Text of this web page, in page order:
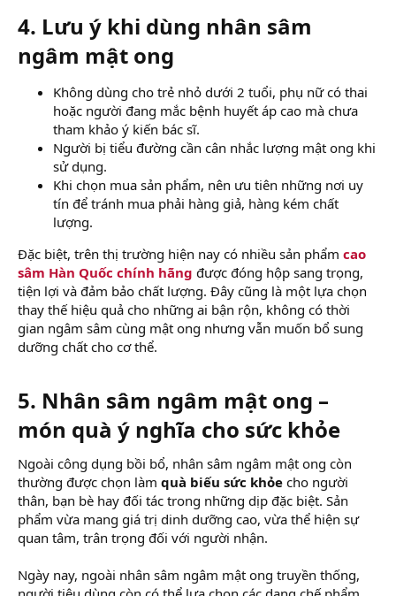
4. Lưu ý khi dùng nhân sâm
ngâm mật ong​
Không dùng cho trẻ nhỏ dưới 2 tuổi, phụ nữ có thai
hoặc người đang mắc bệnh huyết áp cao mà chưa
tham khảo ý kiến bác sĩ.
Người bị tiểu đường cần cân nhắc lượng mật ong khi
sử dụng.
Khi chọn mua sản phẩm, nên ưu tiên những nơi uy
tín để tránh mua phải hàng giả, hàng kém chất
lượng.
Đặc biệt, trên thị trường hiện nay có nhiều sản phẩm cao
sâm Hàn Quốc chính hãng được đóng hộp sang trọng,
tiện lợi và đảm bảo chất lượng. Đây cũng là một lựa chọn
thay thế hiệu quả cho những ai bận rộn, không có thời
gian ngâm sâm cùng mật ong nhưng vẫn muốn bổ sung
dưỡng chất cho cơ thể.
5. Nhân sâm ngâm mật ong –
món quà ý nghĩa cho sức khỏe​
Ngoài công dụng bồi bổ, nhân sâm ngâm mật ong còn
thường được chọn làm quà biếu sức khỏe cho người
thân, bạn bè hay đối tác trong những dịp đặc biệt. Sản
phẩm vừa mang giá trị dinh dưỡng cao, vừa thể hiện sự
quan tâm, trân trọng đối với người nhận.
Ngày nay, ngoài nhân sâm ngâm mật ong truyền thống,